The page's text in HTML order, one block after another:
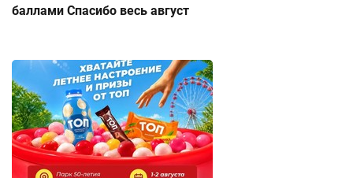
баллами Спасибо весь август